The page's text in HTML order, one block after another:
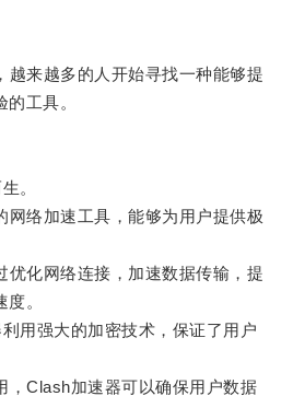
来越多的人开始寻找一种能够提
工具。
。
络加速工具，能够为用户提供极
化网络连接，加速数据传输，提
。
强大的加密技术，保证了用户
Clash加速器可以确保用户数据